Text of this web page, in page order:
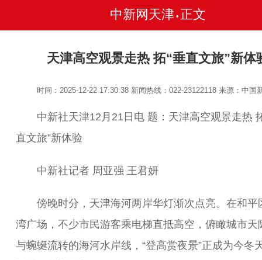
中新网天津 • 正文
天津高空观景走热 拓“垂直文旅”新体
时间：2025-12-22 17:30:38 新闻热线：022-23122118来源：中国
中新社天津12月21日电 题：天津高空观景走热
直文旅”新体验
中新社记者 周亚强 王君妍
傍晚时分，天津海河两岸华灯渐次点亮。在和平
湾广场，不少市民游客乘电梯直抵高空，俯瞰城市天
与蜿蜒流转的海河水岸线，“登高赏夜景”正成为今冬